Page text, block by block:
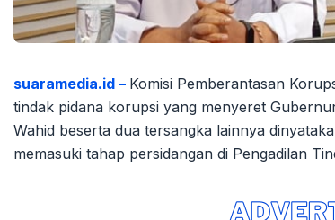
suaramedia.id – Komisi Pemberantasan
tindak pidana korupsi yang menyeret
Wahid beserta dua tersangka lainnya
memasuki tahap persidangan di Pengadilan